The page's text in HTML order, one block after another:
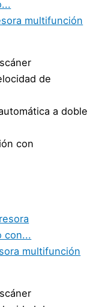
multifunción
de
a doble
con
multifunción